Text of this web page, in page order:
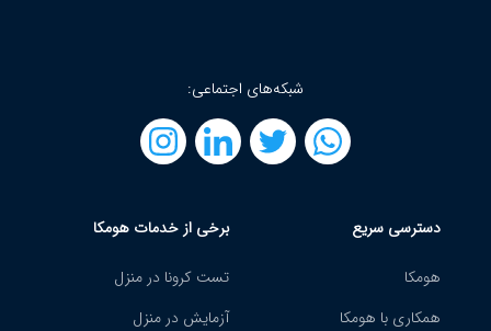
شبکه‌های اجتماعی:
دسترسی سریع
هومکا
همکاری با هومکا
برخی از خدمات هومکا
تست کرونا در منزل
آزمایش در منزل